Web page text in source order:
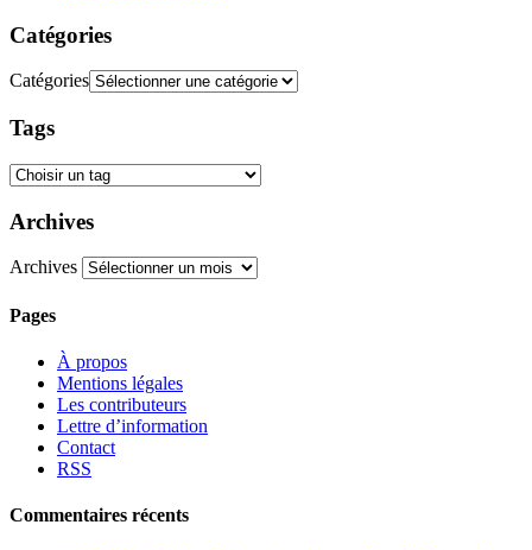
Catégories
Catégories
Tags
Archives
Archives
Pages
À propos
Mentions légales
Les contributeurs
Lettre d’information
Contact
RSS
Commentaires récents